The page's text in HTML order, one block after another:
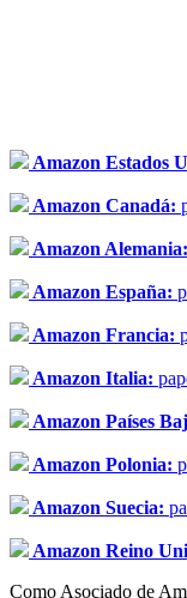
Amazon Estados
Amazon Canadá:
Amazon Alemania:
Amazon España:
Amazon Francia:
Amazon Italia:
Amazon Países
Amazon Polonia:
Amazon Suecia:
Amazon Reino
Como Asociado de